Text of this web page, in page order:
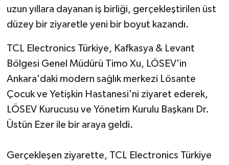
uzun yıllara dayanan iş birliği, gerçekleştirilen üst
düzey bir ziyaretle yeni bir boyut kazandı.
TCL Electronics Türkiye, Kafkasya & Levant
Bölgesi Genel Müdürü Timo Xu, LÖSEV'in
Ankara'daki modern sağlık merkezi Lösante
Çocuk ve Yetişkin Hastanesi'ni ziyaret ederek,
LÖSEV Kurucusu ve Yönetim Kurulu Başkanı Dr.
Üstün Ezer ile bir araya geldi.
Gerçekleşen ziyarette, TCL Electronics Türkiye